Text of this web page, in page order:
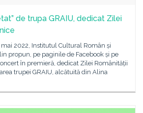
de trupa GRAIU, dedicat Zilei
2022, Institutul Cultural Român și
propun, pe paginile de Facebook și pe
în premieră, dedicat Zilei Românității
trupei GRAIU, alcătuită din Alina